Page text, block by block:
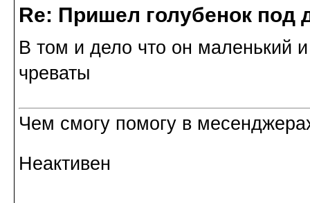
Re: Пришел голубенок под
В том и дело что он маленький
чреваты
Чем смогу помогу в
Неактивен